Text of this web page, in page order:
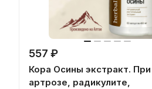
557 ₽
Кора Осины экстракт. При
артрозе, радикулите,